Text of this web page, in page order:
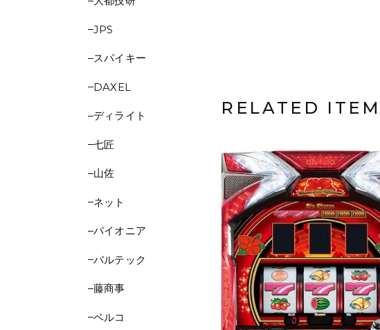
JPS
スパイキー
DAXEL
ディライト
七匠
山佐
ネット
パイオニア
バルテック
藤商事
ベルコ
RELATED